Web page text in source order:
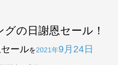
の日謝恩セール！
ールを2021年9月24日